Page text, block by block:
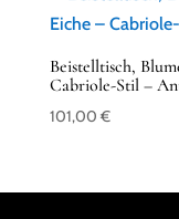
Beistelltisch,
Cabriole-Stil –
101,00 €